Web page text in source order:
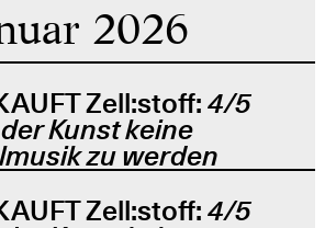
2026
Zell:stoff: 4/5
Kunst keine
zu werden
Zell:stoff: 4/5